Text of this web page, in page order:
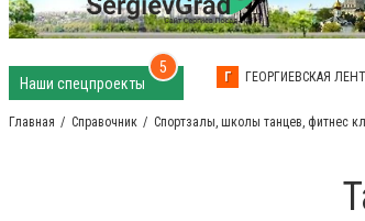
Наши спецпроекты
5
Г ГЕОРГИЕВСКАЯ
Главная Справочник Спортзалы, школы танцев, фитнес